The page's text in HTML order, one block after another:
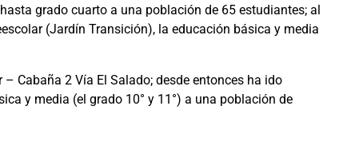
grado cuarto a una población de 65 estudiantes; al
(Jardín Transición), la educación básica y media
Cabaña 2 Vía El Salado; desde entonces ha ido
y media (el grado 10° y 11°) a una población de